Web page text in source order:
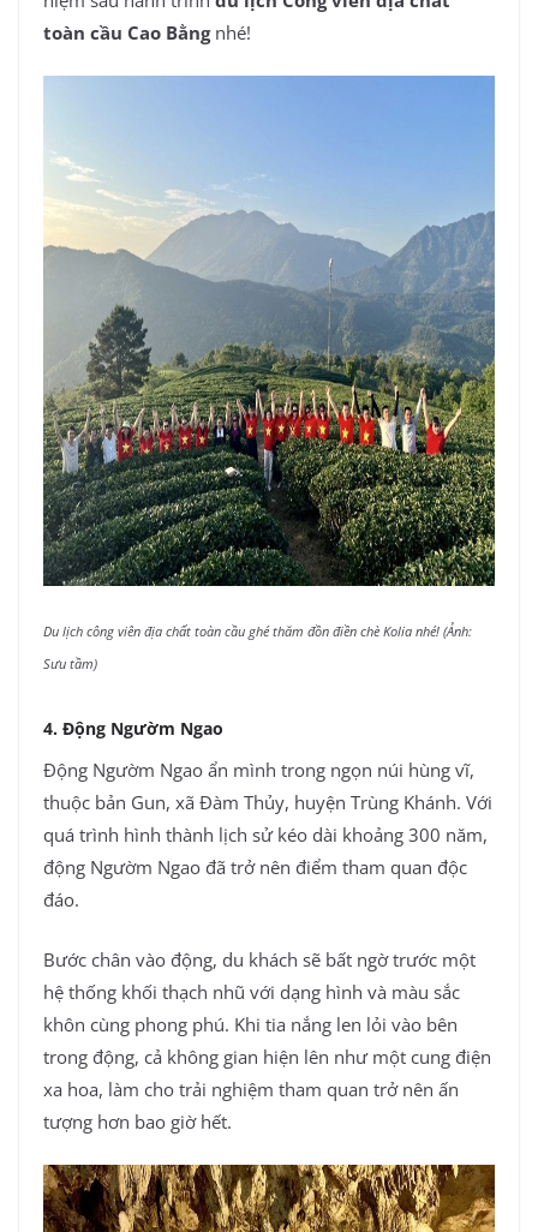
toàn cầu Cao Bằng nhé!
Du lịch công viên địa chất toàn cầu ghé thăm đồn điền chè Kolia nhé! (Ảnh:
Sưu tầm)
4. Động Ngườm Ngao
Động Ngườm Ngao ẩn mình trong ngọn núi hùng vĩ,
thuộc bản Gun, xã Đàm Thủy, huyện Trùng Khánh. Với
quá trình hình thành lịch sử kéo dài khoảng 300 năm,
động Ngườm Ngao đã trở nên điểm tham quan độc
đáo.
Bước chân vào động, du khách sẽ bất ngờ trước một
hệ thống khối thạch nhũ với dạng hình và màu sắc
khôn cùng phong phú. Khi tia nắng len lỏi vào bên
trong động, cả không gian hiện lên như một cung điện
xa hoa, làm cho trải nghiệm tham quan trở nên ấn
tượng hơn bao giờ hết.